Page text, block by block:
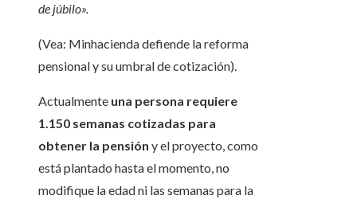
de júbilo».
(Vea: Minhacienda defiende la reforma
pensional y su umbral de cotización).
Actualmente una persona requiere
1.150 semanas cotizadas para
obtener la pensión y el proyecto, como
está plantado hasta el momento, no
modifique la edad ni las semanas para la